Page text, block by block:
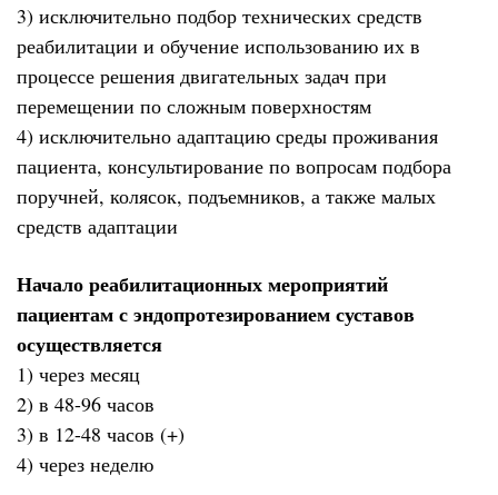
3) исключительно подбор технических средств
реабилитации и обучение использованию их в
процессе решения двигательных задач при
перемещении по сложным поверхностям
4) исключительно адаптацию среды проживания
пациента, консультирование по вопросам подбора
поручней, колясок, подъемников, а также малых
средств адаптации
Начало реабилитационных мероприятий
пациентам с эндопротезированием суставов
осуществляется
1) через месяц
2) в 48-96 часов
3) в 12-48 часов (+)
4) через неделю